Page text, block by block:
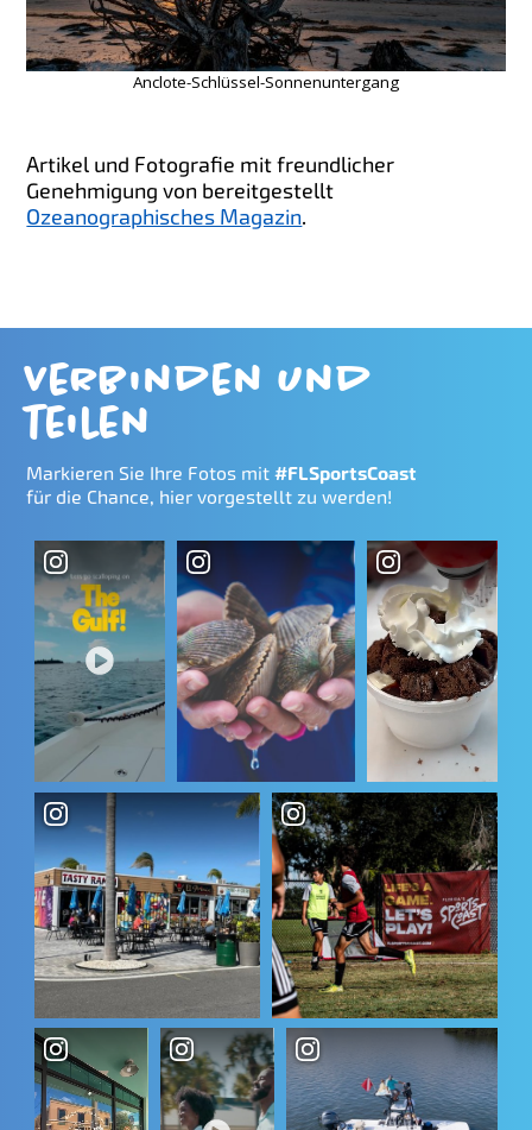
Anclote-Schlüssel-Sonnenuntergang
Artikel und Fotografie mit freundlicher
Genehmigung von bereitgestellt
Ozeanographisches Magazin.
Verbinden und
teilen
Markieren Sie Ihre Fotos mit#FLSportsCoast
für die Chance, hier vorgestellt zu werden!